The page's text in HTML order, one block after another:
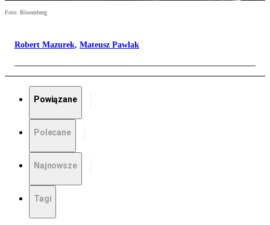
Foto: Bloomberg
Robert Mazurek, Mateusz Pawlak
Powiązane
Polecane
Najnowsze
Tagi